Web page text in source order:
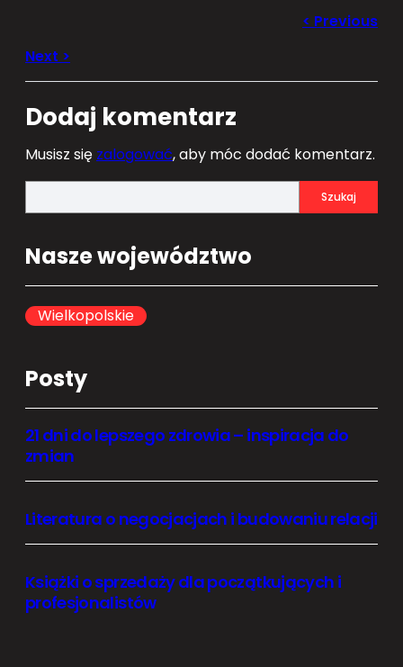
Dodaj komentarz
Musisz się zalogować, aby móc dodać komentarz.
e
r
c
h
Szukaj
Nasze województwo
Wielkopolskie
Posty
21 dni do lepszego zdrowia – inspiracja do
zmian
Literatura o negocjacjach i budowaniu relacji
Książki o sprzedaży dla początkujących i
profesjonalistów